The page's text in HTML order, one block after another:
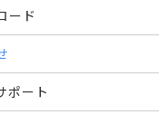
ード
ポート